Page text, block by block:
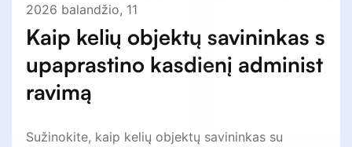
2026 balandžio, 11
Kaip kelių objektų savininkas s
upaprastino kasdienį administ
ravimą
Sužinokite, kaip kelių objektų savininkas su